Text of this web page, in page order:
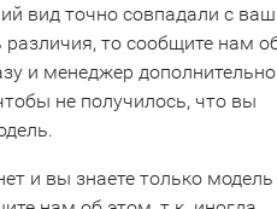
вид точно совпадали с
то сообщите нам
и менеджер дополнительно
не получилось, что вы
и вы знаете только модель